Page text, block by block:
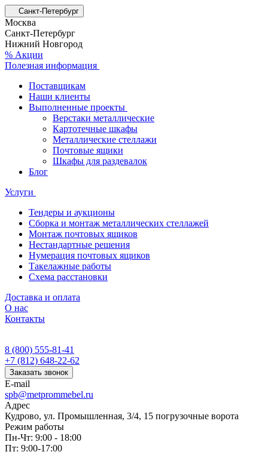
Санкт-Петербург
Москва
Санкт-Петербург
Нижний Новгород
% Акции
Полезная информация
Поставщикам
Наши клиенты
Выполненные проекты
Верстаки металлические
Картотечные шкафы
Металлические стеллажи
Почтовые ящики
Шкафы для раздевалок
Блог
Услуги
Тендеры и аукционы
Сборка и монтаж металлических стеллажей
Монтаж почтовых ящиков
Нестандартные решения
Нумерация почтовых ящиков
Такелажные работы
Схема расстановки
Доставка и оплата
О нас
Контакты
8 (800) 555-81-41
+7 (812) 648-22-62
Заказать звонок
E-mail
spb@metprommebel.ru
Адрес
Кудрово, ул. Промышленная, 3/4, 15 погрузочные ворота
Режим работы
Пн-Чт: 9:00 - 18:00
Пт: 9:00-17:00